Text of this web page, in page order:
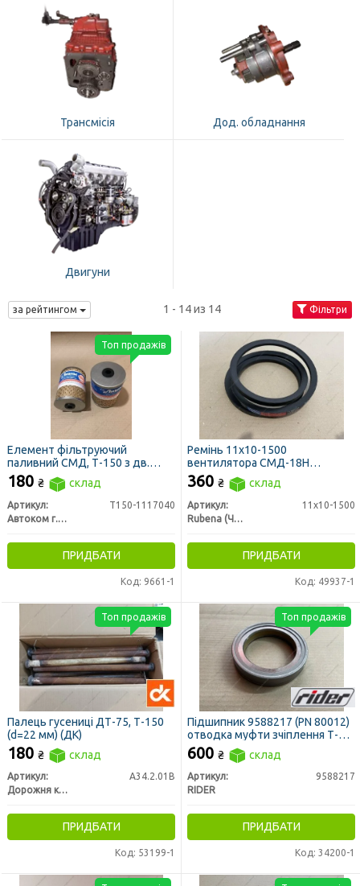
Трансмісія Дод. обладнання
Двигуни
за рейтингом 1 - 14 из 14 Фільтри
Елемент фільтруючий
паливний СМД, Т-150 з дв.
СМД, ДОН 1500, НИВА СК 5
наскрізний (ЛААЗ)
180 ₴ склад
Артикул:
Т150-1117040
Автоком г. Ливны
ПРИДБАТИ
Код: 9661-1
Топ продажів
Ремінь 11х10-1500
вентилятора СМД-18Н
(трактор ДТ-75), СМД-21/22
(комбайни НИВА), ПАЗ (вир-во
Rubena)
360 ₴ склад
Артикул:
11х10-1500
Rubena (Чехия)
ПРИДБАТИ
Код: 49937-1
Палець гусениці ДТ-75, Т-150
(d=22 мм) (ДК)
180 ₴ склад
Артикул:
А34.2.01В
Дорожня карта
ПРИДБАТИ
Код: 53199-1
Топ продажів
Підшипник 9588217 (PN 80012)
отводка муфти зчіплення Т-16,
ДТ-75, Т-25, Т-40 (вижимний)
(RIDER)
600 ₴ склад
Артикул:
9588217
RIDER
ПРИДБАТИ
Код: 34200-1
Топ продажів